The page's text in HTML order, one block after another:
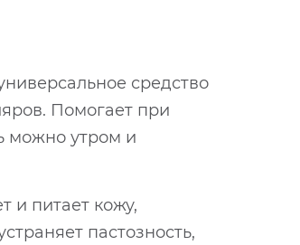
средство
Помогает при
можно утром и
и питает кожу,
пастозность,